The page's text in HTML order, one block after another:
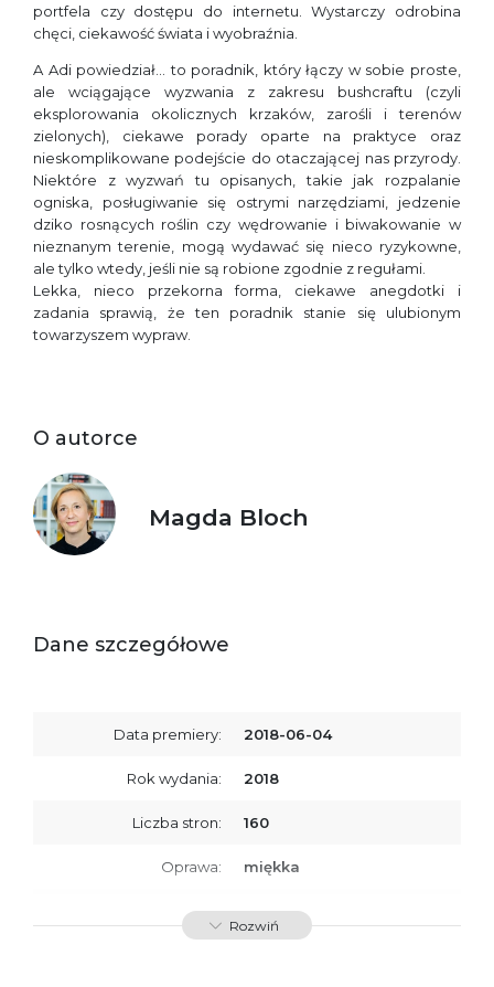
portfela czy dostępu do internetu. Wystarczy odrobina
chęci, ciekawość świata i wyobraźnia.
A Adi powiedział… to poradnik, który łączy w sobie proste,
ale wciągające wyzwania z zakresu bushcraftu (czyli
eksplorowania okolicznych krzaków, zarośli i terenów
zielonych), ciekawe porady oparte na praktyce oraz
nieskomplikowane podejście do otaczającej nas przyrody.
Niektóre z wyzwań tu opisanych, takie jak rozpalanie
ogniska, posługiwanie się ostrymi narzędziami, jedzenie
dziko rosnących roślin czy wędrowanie i biwakowanie w
nieznanym terenie, mogą wydawać się nieco ryzykowne,
ale tylko wtedy, jeśli nie są robione zgodnie z regułami.
Lekka, nieco przekorna forma, ciekawe anegdotki i
zadania sprawią, że ten poradnik stanie się ulubionym
towarzyszem wypraw.
O autorce
Magda Bloch
Dane szczegółowe
Data premiery: 2018-06-04
Rok wydania: 2018
Liczba stron: 160
Oprawa: miękka
ISBN 9788379769285
Rozwiń